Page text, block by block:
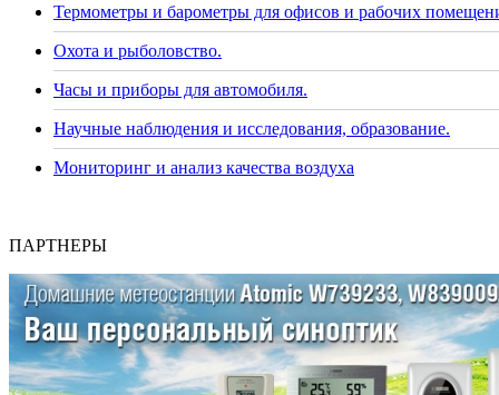
Термометры и барометры для офисов и рабочих
Охота и рыболовство.
Часы и приборы для автомобиля.
Научные наблюдения и исследования, образование.
Мониторинг и анализ качества воздуха
ПАРТНЕРЫ